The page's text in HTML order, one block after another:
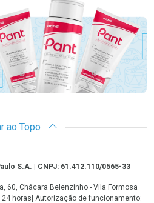
ao Topo
S.A. | CNPJ: 61.412.110/0565-33
60, Chácara Belenzinho - Vila Formosa
24 horas| Autorização de funcionamento: